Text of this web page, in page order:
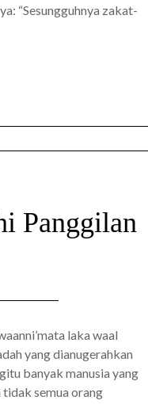
“Sesungguhnya zakat-
Panggilan
laka waal
yang dianugerahkan
banyak manusia yang
semua orang